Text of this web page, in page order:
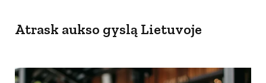
Atrask aukso gyslą Lietuvoje